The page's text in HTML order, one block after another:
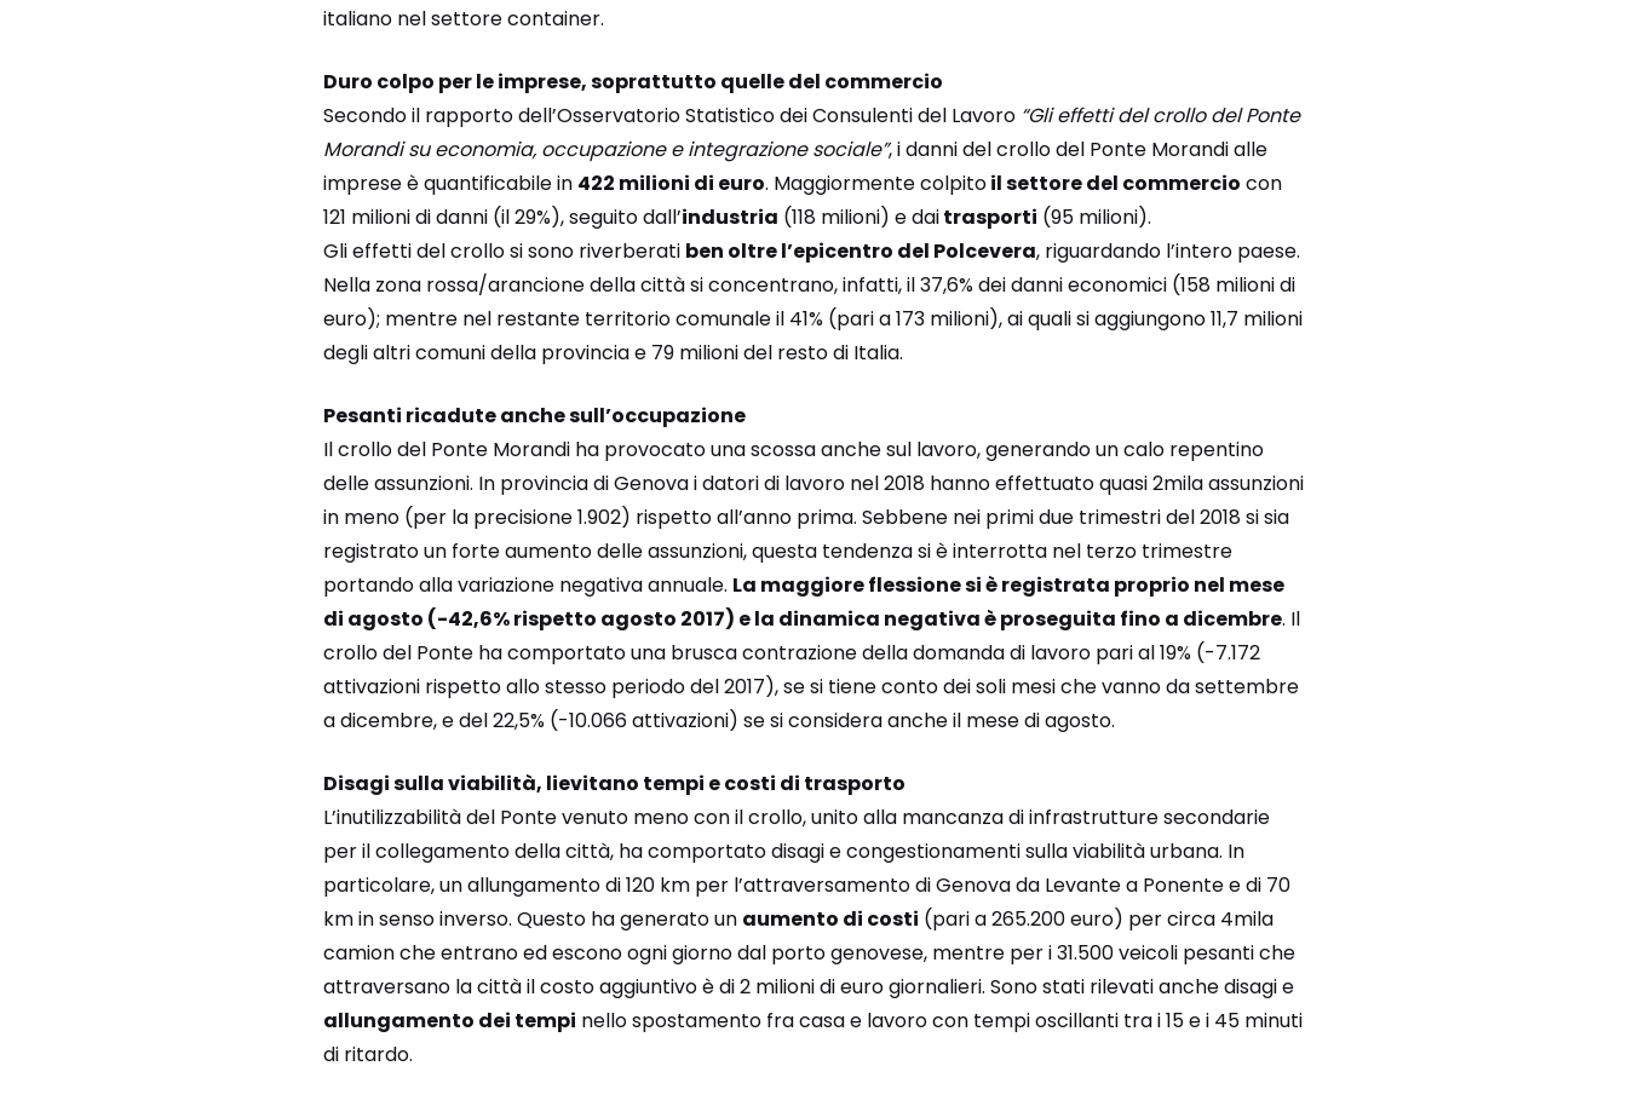
italiano nel settore container.
Duro colpo per le imprese, soprattutto quelle del commercio
Secondo il rapporto dell’Osservatorio Statistico dei Consulenti del Lavoro “Gli effetti del crollo del Ponte
Morandi su economia, occupazione e integrazione sociale”, i danni del crollo del Ponte Morandi alle
imprese è quantificabile in 422 milioni di euro. Maggiormente colpitoil settore del commercio con
121 milioni di danni (il 29%), seguito dall’industria (118 milioni) e daitrasporti (95 milioni).
Gli effetti del crollo si sono riverberati ben oltre l’epicentro del Polcevera, riguardando l’intero paese.
Nella zona rossa/arancione della città si concentrano, infatti, il 37,6% dei danni economici (158 milioni di
euro); mentre nel restante territorio comunale il 41% (pari a 173 milioni), ai quali si aggiungono 11,7 milioni
degli altri comuni della provincia e 79 milioni del resto di Italia.
Pesanti ricadute anche sull’occupazione
Il crollo del Ponte Morandi ha provocato una scossa anche sul lavoro, generando un calo repentino
delle assunzioni. In provincia di Genova i datori di lavoro nel 2018 hanno effettuato quasi 2mila assunzioni
in meno (per la precisione 1.902) rispetto all’anno prima. Sebbene nei primi due trimestri del 2018 si sia
registrato un forte aumento delle assunzioni, questa tendenza si è interrotta nel terzo trimestre
portando alla variazione negativa annuale. La maggiore flessione si è registrata proprio nel mese
di agosto (-42,6% rispetto agosto 2017) e la dinamica negativa è proseguita fino a dicembre. Il
crollo del Ponte ha comportato una brusca contrazione della domanda di lavoro pari al 19% (-7.172
attivazioni rispetto allo stesso periodo del 2017), se si tiene conto dei soli mesi che vanno da settembre
a dicembre, e del 22,5% (-10.066 attivazioni) se si considera anche il mese di agosto.
Disagi sulla viabilità, lievitano tempi e costi di trasporto
L’inutilizzabilità del Ponte venuto meno con il crollo, unito alla mancanza di infrastrutture secondarie
per il collegamento della città, ha comportato disagi e congestionamenti sulla viabilità urbana. In
particolare, un allungamento di 120 km per l’attraversamento di Genova da Levante a Ponente e di 70
km in senso inverso. Questo ha generato un aumento di costi (pari a 265.200 euro) per circa 4mila
camion che entrano ed escono ogni giorno dal porto genovese, mentre per i 31.500 veicoli pesanti che
attraversano la città il costo aggiuntivo è di 2 milioni di euro giornalieri. Sono stati rilevati anche disagi e
allungamento dei tempi nello spostamento fra casa e lavoro con tempi oscillanti tra i 15 e i 45 minuti
di ritardo.